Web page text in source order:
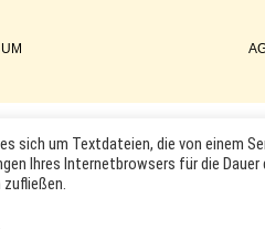
COPYRIGHT © 2026 ·
UND LOGOS
UND PRODUKTNAMEN SIND
sich um Textdateien, die von einem
Ihres Internetbrowsers für die